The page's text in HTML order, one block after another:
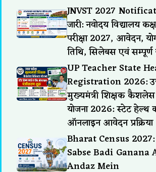
JNVST 2027
जारी: नवोदय विद्यालय
परीक्षा 2027, आवेदन,
तिथि, सिलेबस एवं सम्पूर्ण
UP Teacher State
Registration 2026:
मुख्यमंत्री शिक्षक कैशलेस
योजना 2026: स्टेट हेल्थ
ऑनलाइन आवेदन प्रक्रिया
Bharat Census
Sabse Badi
Andaz Mein